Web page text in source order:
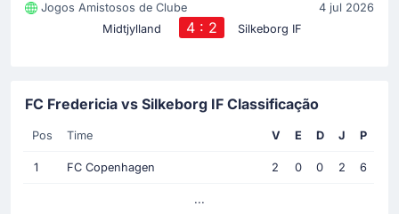
Jogos Amistosos de Clube
4 jul 2026
Midtjylland
4 : 2 Silkeborg IF
FC Fredericia vs Silkeborg IF Classificação
Pos Time V E D J P
1 FC Copenhagen 2 0 0 2 6
...